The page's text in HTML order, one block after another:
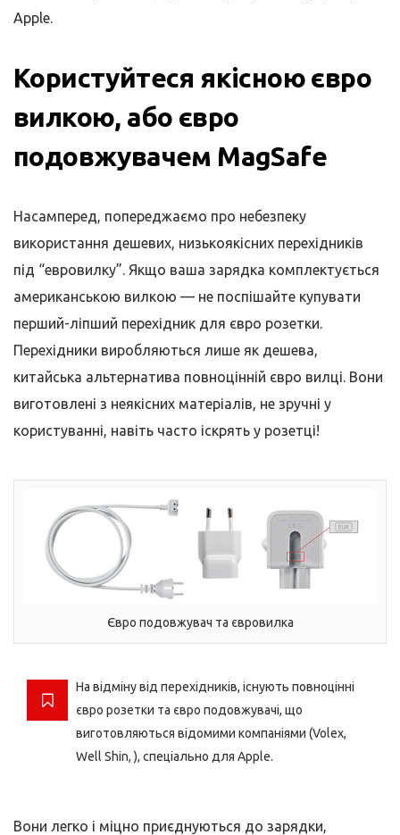
Apple.
Користуйтеся якісною євро
вилкою, або євро
подовжувачем MagSafe
Насамперед, попереджаємо про небезпеку
використання дешевих, низькоякісних перехідників
під “евровилку”. Якщо ваша зарядка комплектується
американською вилкою — не поспішайте купувати
перший-ліпший перехідник для євро розетки.
Перехідники виробляються лише як дешева,
китайська альтернатива повноцінній євро вилці. Вони
виготовлені з неякісних матеріалів, не зручні у
користуванні, навіть часто іскрять у розетці!
Євро подовжувач та євровилка
На відміну від перехідників, існують повноцінні
євро розетки та євро подовжувачі, що
виготовляються відомими компаніями (Volex,
Well Shin, ), спеціально для Apple.
Вони легко і міцно приєднуються до зарядки,